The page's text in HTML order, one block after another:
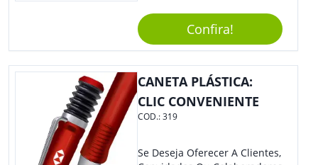
Na Bolsa Ou Na Mochila.
Compatível Com Diversos
Aparelhos, O Brinde É Super
Eficiente E Ágil, Ideal Para
Quem Busca Praticidade No
Sua Marca E Tenha Ainda
Mais Destaque Em Eventos E
Confira!
CANETA PLÁSTICA:
CLIC CONVENIENTE
COD.:319
Se Deseja Oferecer A Clientes,